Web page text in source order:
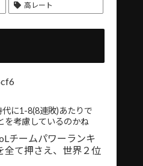
高レート
に1-8(8連敗)あたりで
を考慮しているのかね
チームパワーランキ
全て押さえ、世界２位